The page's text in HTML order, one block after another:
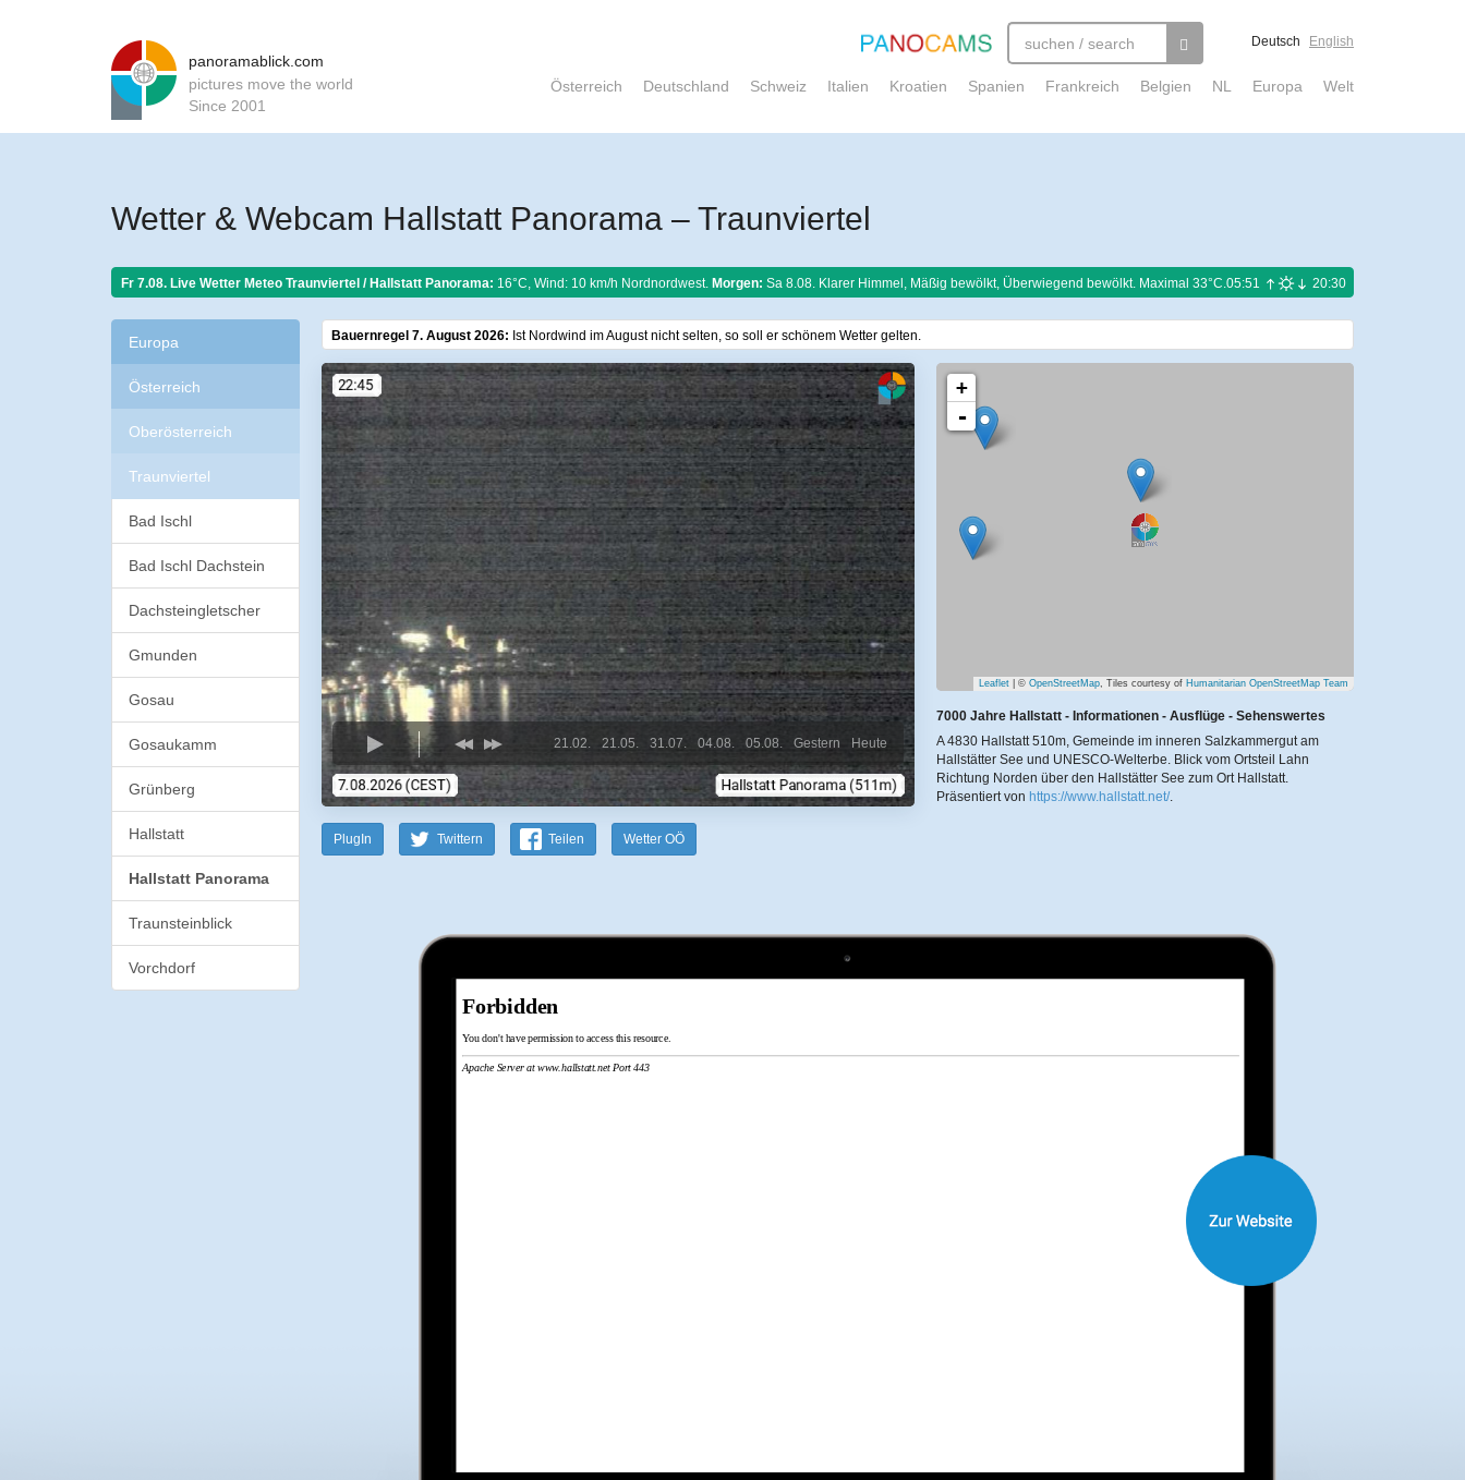
panoramablick.com
pictures move the world
Since 2001
Deutsch English
Österreich Deutschland Schweiz Italien Kroatien Spanien Frankreich Belgien NL Europa Welt
Wetter & Webcam Hallstatt Panorama – Traunviertel
Fr 7.08. Live Wetter Meteo Traunviertel / Hallstatt Panorama: 16°C, Wind: 10 km/h Nordnordwest. Morgen: Sa 8.08. Klarer Himmel, Mäßig bewölkt, Überwiegend bewölkt. Maximal 33°C.05:51 20:30
Europa
Österreich
Oberösterreich
Traunviertel
Bad Ischl
Bad Ischl Dachstein
Dachsteingletscher
Gmunden
Gosau
Gosaukamm
Grünberg
Hallstatt
Hallstatt Panorama
Traunsteinblick
Vorchdorf
Bauernregel 7. August 2026: Ist Nordwind im August nicht selten, so soll er schönem Wetter gelten.
Heute
Gestern
05.08.
04.08.
31.07.
21.05.
21.02.
+
-
Leaflet| © OpenStreetMap, Tiles courtesy of Humanitarian OpenStreetMap Team
7000 Jahre Hallstatt - Informationen - Ausflüge - Sehenswertes
A 4830 Hallstatt 510m, Gemeinde im inneren Salzkammergut am
Hallstätter See und UNESCO-Welterbe. Blick vom Ortsteil Lahn
Richtung Norden über den Hallstätter See zum Ort Hallstatt.
Präsentiert von https://www.hallstatt.net/.
PlugIn Twittern Teilen Wetter OÖ